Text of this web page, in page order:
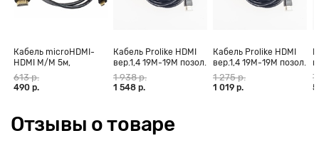
Кабель microHDMI-
HDMI M/M 5м,
позолоченные
контакты Blister box
613 р.
490 р.
Кабель Prolike HDMI
вер.1,4 19М-19М позол.
конт., ферритовые
кольца, 30 м
1 938 р.
1 548 р.
Кабель Prolike HDMI
вер.1,4 19М-19М позол.
конт., ферритовые
кольца, 20 м
1 275 р.
1 019 р.
Отзывы о товаре